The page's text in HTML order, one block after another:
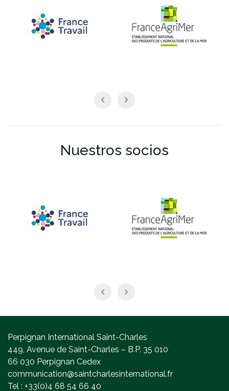
Nuestros socios
Perpignan International Saint-Charles
449, Avenue de Saint-Charles – B.P. 35 010
66 030 Perpignan Cedex
communication@saintcharlesinternational.fr
Tel : +33(0)4 68 54 66 40